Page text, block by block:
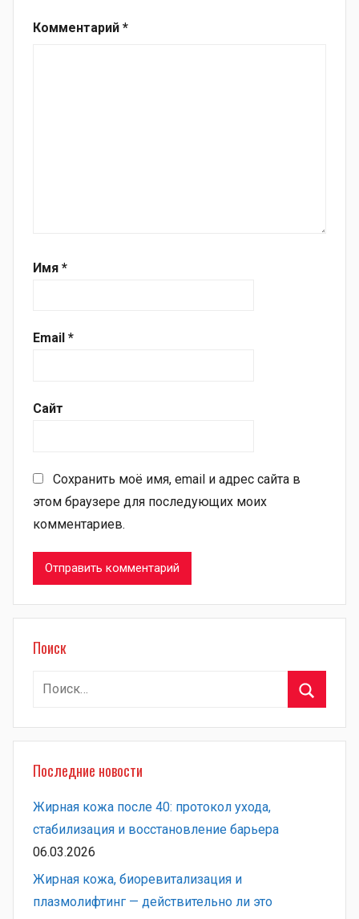
Комментарий *
Имя *
Email *
Сайт
Сохранить моё имя, email и адрес сайта в
этом браузере для последующих моих
комментариев.
Поиск
Найти:
Последние новости
Жирная кожа после 40: протокол ухода,
стабилизация и восстановление барьера
06.03.2026
Жирная кожа, биоревитализация и
плазмолифтинг — действительно ли это